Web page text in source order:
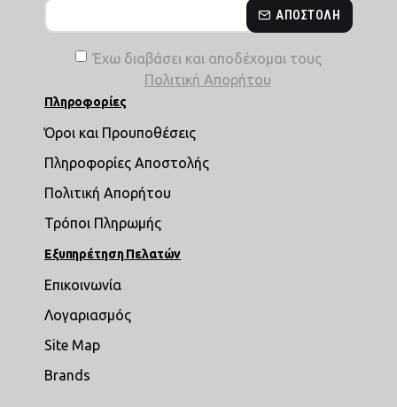
ΑΠΟΣΤΟΛΉ
Έχω διαβάσει και αποδέχομαι τους
Πολιτική Απορήτου
Πληροφορίες
Όροι και Προυποθέσεις
Πληροφορίες Αποστολής
Πολιτική Απορήτου
Τρόποι Πληρωμής
Εξυπηρέτηση Πελατών
Επικοινωνία
Λογαριασμός
Site Map
Brands